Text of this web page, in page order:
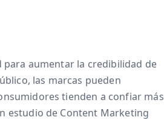
para aumentar la credibilidad de
las marcas pueden
tienden a confiar más
estudio de Content Marketing